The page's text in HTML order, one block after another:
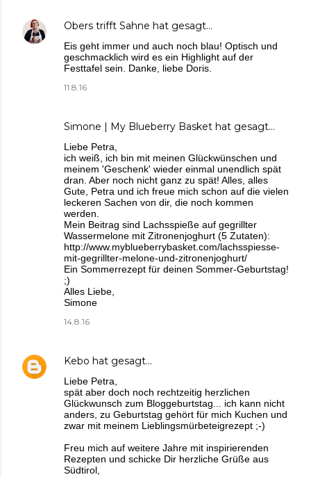
Obers trifft Sahne hat gesagt…
Eis geht immer und auch noch blau! Optisch und
geschmacklich wird es ein Highlight auf der
Festtafel sein. Danke, liebe Doris.
11.8.16
Simone | My Blueberry Basket hat gesagt…
Liebe Petra,
ich weiß, ich bin mit meinen Glückwünschen und
meinem 'Geschenk' wieder einmal unendlich spät
dran. Aber noch nicht ganz zu spät! Alles, alles
Gute, Petra und ich freue mich schon auf die vielen
leckeren Sachen von dir, die noch kommen
werden.
Mein Beitrag sind Lachsspieße auf gegrillter
Wassermelone mit Zitronenjoghurt (5 Zutaten):
http://www.myblueberrybasket.com/lachsspiesse-
mit-gegrillter-melone-und-zitronenjoghurt/
Ein Sommerrezept für deinen Sommer-Geburtstag!
;)
Alles Liebe,
Simone
14.8.16
Kebo hat gesagt…
Liebe Petra,
spät aber doch noch rechtzeitig herzlichen
Glückwunsch zum Bloggeburtstag... ich kann nicht
anders, zu Geburtstag gehört für mich Kuchen und
zwar mit meinem Lieblingsmürbeteigrezept ;-)
Freu mich auf weitere Jahre mit inspirierenden
Rezepten und schicke Dir herzliche Grüße aus
Südtirol,